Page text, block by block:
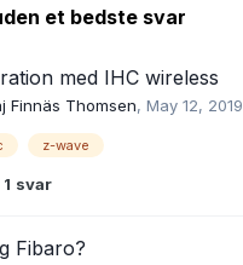
et bedste svar
med IHC wireless
Finnäs Thomsen, May 12, 2019
z-wave
1 svar
Fibaro?